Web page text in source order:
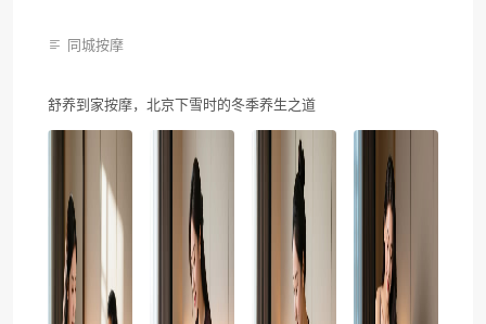
同城按摩
舒养到家按摩，北京下雪时的冬季养生之道